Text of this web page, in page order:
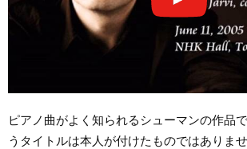
ピアノ曲がよく知られるシューマンの作品
うタイトルは本人が付けたものではありま